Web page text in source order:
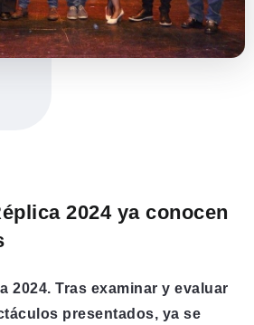
2024 ya conocen
2024. Tras examinar y evaluar
presentados, ya se